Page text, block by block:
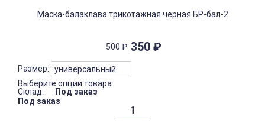
Маска-балаклава трикотажная черная БР-бал-2
500 ₽ 350 ₽
Размер:
Выберите опции товара
Склад:
Под заказ
Под заказ